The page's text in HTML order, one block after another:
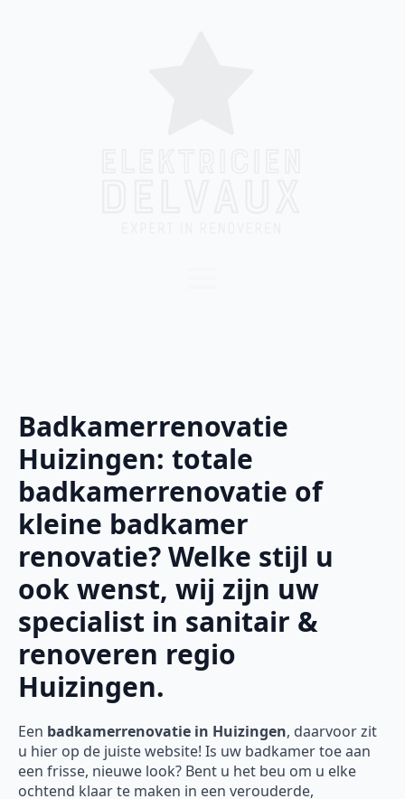
Badkamerrenovatie
Huizingen: totale
badkamerrenovatie of
kleine badkamer
renovatie? Welke stijl u
ook wenst, wij zijn uw
specialist in sanitair &
renoveren regio
Huizingen.
Een badkamerrenovatie in Huizingen, daarvoor zit
u hier op de juiste website! Is uw badkamer toe aan
een frisse, nieuwe look? Bent u het beu om u elke
ochtend klaar te maken in een verouderde,